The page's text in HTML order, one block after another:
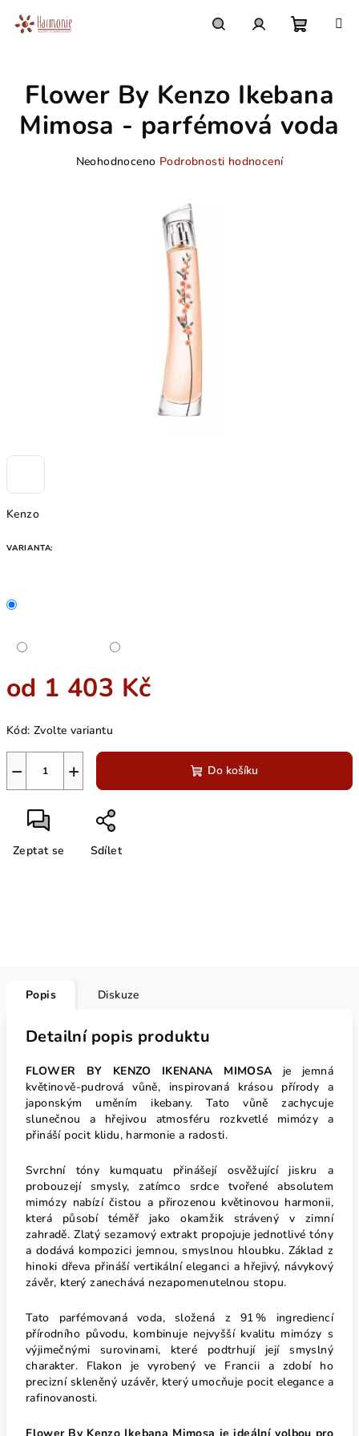
obsah
košík
Kenzo
VARIANTA:
od 1 403 Kč
cena:
Kód: Zvolte variantu
+
− Do košíku
Zeptat se Sdílet
Flower By Kenzo Ikebana
Mimosa - parfémová voda
Průměrné
Neohodnoceno Podrobnosti hodnocení
Popis Diskuze
Detailní popis produktu
FLOWER BY KENZO IKENANA MIMOSA je jemná
květinově-pudrová vůně, inspirovaná krásou přírody a
japonským uměním ikebany. Tato vůně zachycuje
slunečnou a hřejivou atmosféru rozkvetlé mimózy a
přináší pocit klidu, harmonie a radosti.
Svrchní tóny kumquatu přinášejí osvěžující jiskru a
probouzejí smysly, zatímco srdce tvořené absolutem
mimózy nabízí čistou a přirozenou květinovou harmonii,
která působí téměř jako okamžik strávený v zimní
zahradě. Zlatý sezamový extrakt propojuje jednotlivé tóny
a dodává kompozici jemnou, smyslnou hloubku. Základ z
hinoki dřeva přináší vertikální eleganci a hřejivý, návykový
závěr, který zanechává nezapomenutelnou stopu.
Tato parfémovaná voda, složená z 91 % ingrediencí
přírodního původu, kombinuje nejvyšší kvalitu mimózy s
výjimečnými surovinami, které podtrhují její smyslný
charakter. Flakon je vyrobený ve Francii a zdobí ho
precizní skleněný uzávěr, který umocňuje pocit elegance a
rafinovanosti.